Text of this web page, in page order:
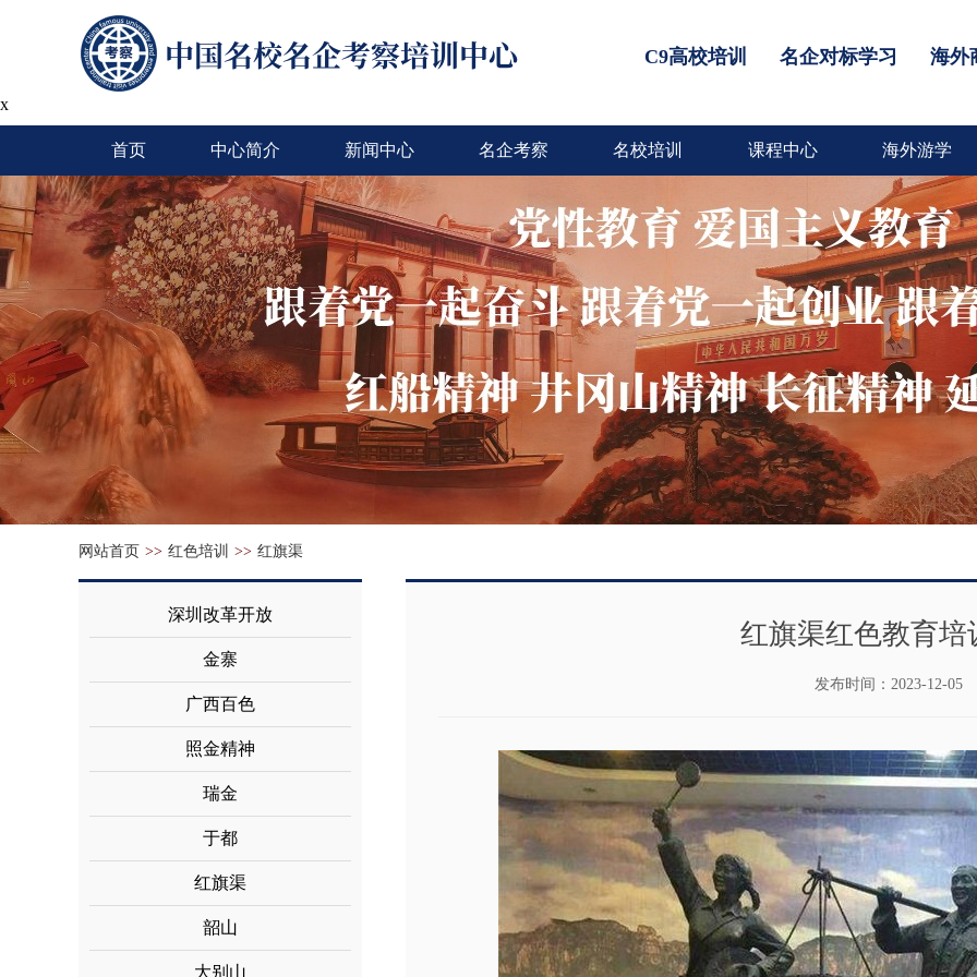
C9高校培训 名企对标学习 海外
x
首页 中心简介 新闻中心 名企考察 名校培训 课程中心 海外游学
网站首页 >> 红色培训 >> 红旗渠
深圳改革开放
金寨
广西百色
照金精神
瑞金
于都
红旗渠
韶山
大别山
红旗渠红色教育培
发布时间： 2023-12-05